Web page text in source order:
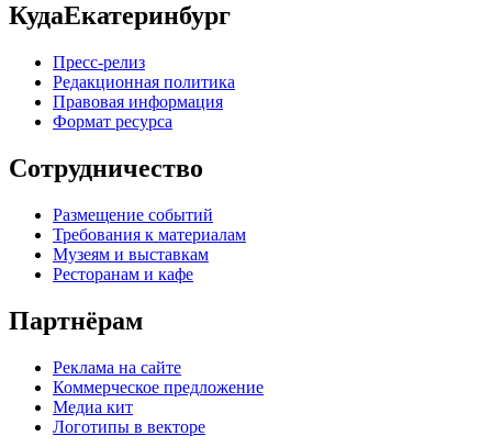
КудаЕкатеринбург
Пресс-релиз
Редакционная политика
Правовая информация
Формат ресурса
Сотрудничество
Размещение событий
Требования к материалам
Музеям и выставкам
Ресторанам и кафе
Партнёрам
Реклама на сайте
Коммерческое предложение
Медиа кит
Логотипы в векторе